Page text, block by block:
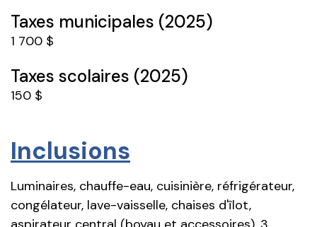
Taxes municipales (2025)
1 700 $
Taxes scolaires (2025)
150 $
Inclusions
Luminaires, chauffe-eau, cuisinière, réfrigérateur,
congélateur, lave-vaisselle, chaises d'îlot,